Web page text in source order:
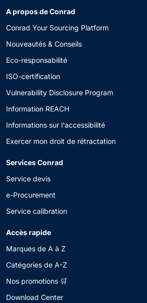
A propos de Conrad
Conrad Your Sourcing Platform
Nouveautés & Conseils
Eco-responsabilité
ISO-certification
Vulnerability Disclosure Program
Information REACH
Informations sur l'accessibilité
Exercer mon droit de rétractation
Services Conrad
Service devis
e-Procurement
Service calibration
Accès rapide
Marques de A à Z
Catégories de A-Z
Nos promotions 🛒
Download Center